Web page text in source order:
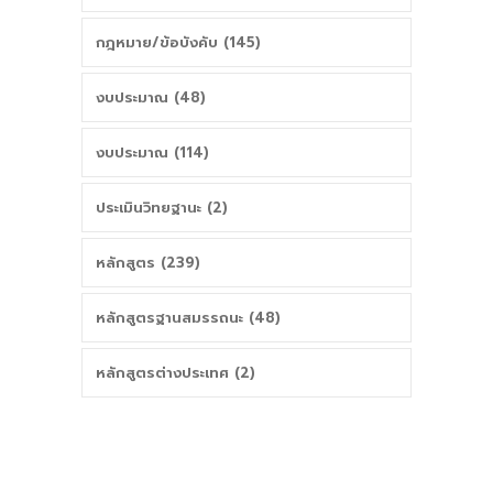
กฎหมาย/ข้อบังคับ (145)
งบประมาณ (48)
งบประมาณ (114)
ประเมินวิทยฐานะ (2)
หลักสูตร (239)
หลักสูตรฐานสมรรถนะ (48)
หลักสูตรต่างประเทศ (2)